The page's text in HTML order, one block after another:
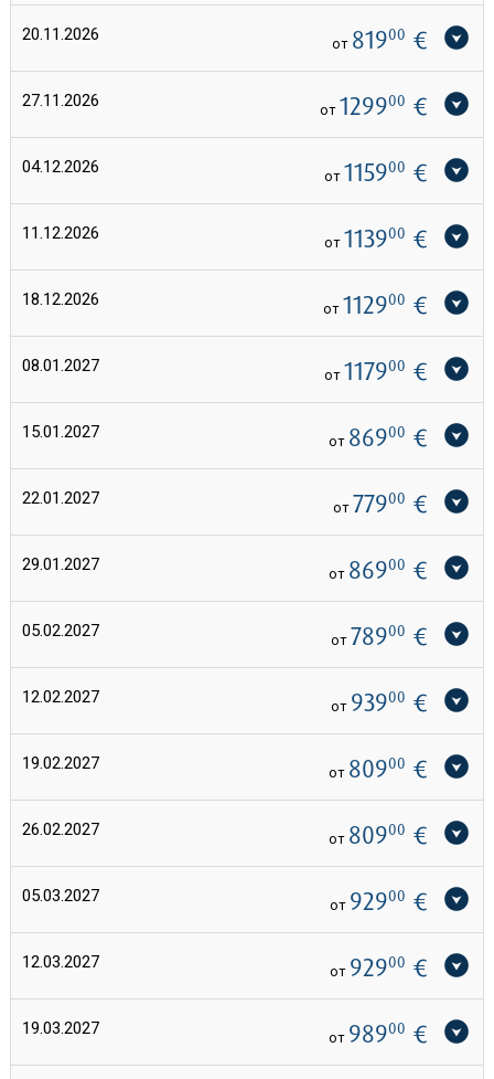
20.11.2026 от 81900 €
27.11.2026 от 129900 €
04.12.2026 от 115900 €
11.12.2026 от 113900 €
18.12.2026 от 112900 €
08.01.2027 от 117900 €
15.01.2027 от 86900 €
22.01.2027 от 77900 €
29.01.2027 от 86900 €
05.02.2027 от 78900 €
12.02.2027 от 93900 €
19.02.2027 от 80900 €
26.02.2027 от 80900 €
05.03.2027 от 92900 €
12.03.2027 от 92900 €
19.03.2027 от 98900 €